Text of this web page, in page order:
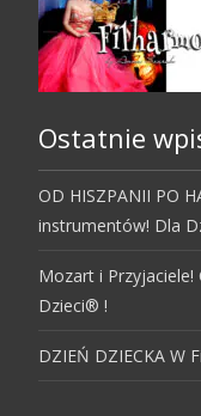
Ostatnie
OD HISZPANII PO
instrumentów! Dla
Mozart i Przyjaciele!
Dzieci® !
DZIEŃ DZIECKA W